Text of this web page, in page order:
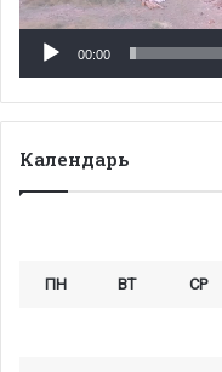
00:00
Календарь
ПН ВТ СР